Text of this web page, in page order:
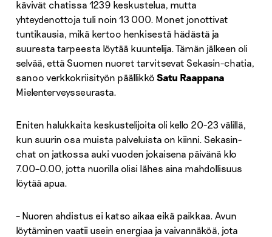
kävivät chatissa 1239 keskustelua, mutta
yhteydenottoja tuli noin 13 000. Monet jonottivat
tuntikausia, mikä kertoo henkisestä hädästä ja
suuresta tarpeesta löytää kuuntelija. Tämän jälkeen oli
selvää, että Suomen nuoret tarvitsevat Sekasin-chatia,
sanoo verkkokriisityön päällikkö Satu Raappana
Mielenterveysseurasta.
Eniten halukkaita keskustelijoita oli kello 20-23 välillä,
kun suurin osa muista palveluista on kiinni. Sekasin-
chat on jatkossa auki vuoden jokaisena päivänä klo
7.00–0.00, jotta nuorilla olisi lähes aina mahdollisuus
löytää apua.
– Nuoren ahdistus ei katso aikaa eikä paikkaa. Avun
löytäminen vaatii usein energiaa ja vaivannäköä, jota